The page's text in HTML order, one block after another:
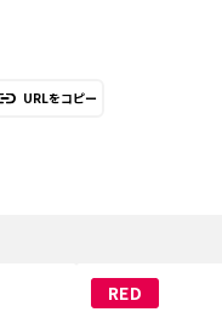
URLをコピー
RED